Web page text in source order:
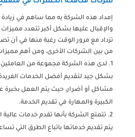
إمداد هذه الشركة به مما ساهم في
والإقبال عليها بشكل أكبر تتعدد
تزداد مع مرور الوقت رغبة منها في أن
من بين الشركات الأخرى، ومن أهم
لدى هذه الشركة مجموعة من العاملين
بشكل جيد لتقديم أفضل الخدمات
مشاكل أو أضرار، حيث يتم العمل بخبرة
الكبيرة والمهارة في تقديم الخدمة.
تتمتع الشركة بأنها تقدم خدمات
يتم تقديم خدماتها باتباع الطرق التي